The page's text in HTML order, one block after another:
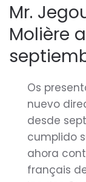
Mr.
Molière
Os
nuevo
desde
cumplido
ahora
français